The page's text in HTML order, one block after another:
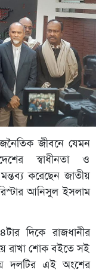
জীবনে যেমন
স্বাধীনতা ও
করেছেন জাতীয়
আনিসুল ইসলাম
দিকে রাজধানীর
রাখা শোক বইতে সই
দলটির এই অংশের